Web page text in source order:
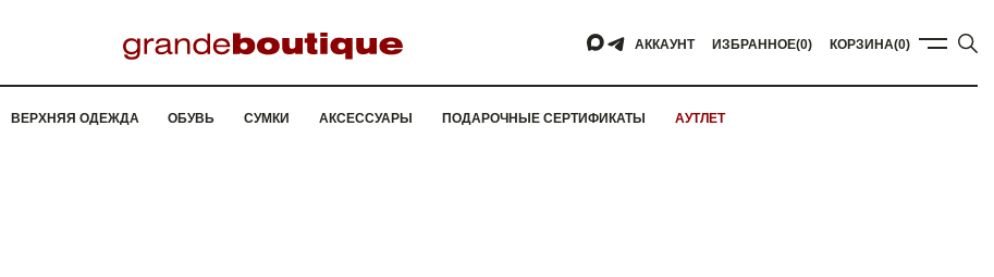
АККАУНТ ИЗБРАННОЕ(0) КОРЗИНА(0)
ВЕРХНЯЯ ОДЕЖДА ОБУВЬ СУМКИ АКСЕССУАРЫ ПОДАРОЧНЫЕ СЕРТИФИКАТЫ АУТЛЕТ